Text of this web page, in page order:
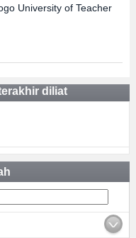
University of Teacher
diliat